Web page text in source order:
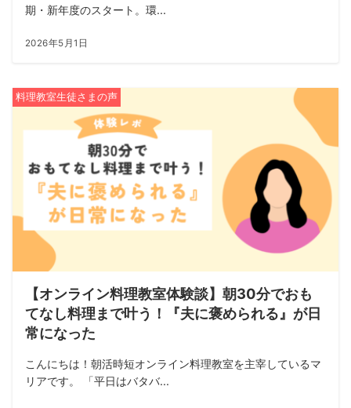
期・新年度のスタート。環...
2026年5月1日
料理教室生徒さまの声
【オンライン料理教室体験談】朝30分でおも
てなし料理まで叶う！『夫に褒められる』が日
常になった
こんにちは！朝活時短オンライン料理教室を主宰しているマ
リアです。 「平日はバタバ...